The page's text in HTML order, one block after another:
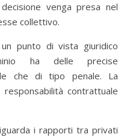
venga presa nel
collettivo.
punto di vista giuridico
ha delle precise
che di tipo penale. La
contrattuale
i rapporti tra privati